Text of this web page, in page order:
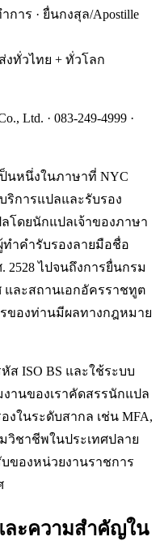
การ · ยื่นกงสุล/Apostille
งทั่วไทย + ทั่วโลก
Ltd. · 083-249-4999 ·
ป็นหนึ่งในภาษาที่ NYC
บริการแปลและรับรอง
โดยนักแปลเจ้าของภาษา
ำคำรับรองลายมือชื่อ
ไปจนถึงการยื่นกรม
และสถานเอกอัครราชทูต
รของท่านมีผลทางกฎหมาย
ส ISO BS และใช้ระบบ
านของเราคัดสรรนักแปล
งในระดับสากล เช่น MFA,
มวิชาชีพในประเทศปลาย
ของหน่วยงานราชการ
ละความสำคัญใน